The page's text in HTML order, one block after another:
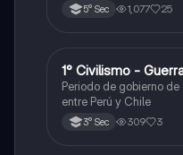
5° Sec 1,077 25
Ciencias Sociales
1° Civilismo -
Periodo de gobierno
entre Perú y Chile
3° Sec 309 3